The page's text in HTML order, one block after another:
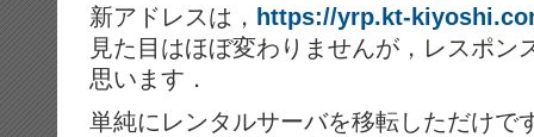
新アドレスは， https://yrp.kt-
見た目はほぼ変わりませんが，レスポン
思います．
単純にレンタルサーバを移転しただけで